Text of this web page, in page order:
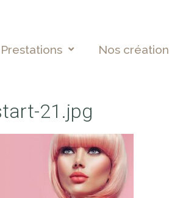
Prestations Nos
21.jpg